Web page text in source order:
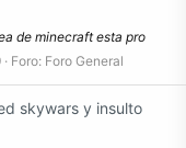
de minecraft esta pro
Foro: Foro General
skywars y insulto